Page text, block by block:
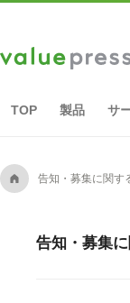
TOP 製品 サ
A 告知・募集に関す
告知・募集